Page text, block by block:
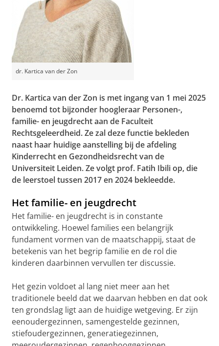
dr. Kartica van der Zon
Dr. Kartica van der Zon is met ingang van 1 mei 2025
benoemd tot bijzonder hoogleraar Personen-,
familie- en jeugdrecht aan de Faculteit
Rechtsgeleerdheid. Ze zal deze functie bekleden
naast haar huidige aanstelling bij de afdeling
Kinderrecht en Gezondheidsrecht van de
Universiteit Leiden.Ze volgt prof. Fatih Ibili op, die
de leerstoel tussen 2017 en 2024 bekleedde.
Het familie- en jeugdrecht
Het familie- en jeugdrecht is in constante
ontwikkeling. Hoewel families een belangrijk
fundament vormen van de maatschappij, staat de
betekenis van het begrip familie en de rol die
kinderen daarbinnen vervullen ter discussie.
Het gezin voldoet al lang niet meer aan het
traditionele beeld dat we daarvan hebben en dat ook
ten grondslag ligt aan de huidige wetgeving. Er zijn
eenoudergezinnen, samengestelde gezinnen,
stiefoudergezinnen, generatiegezinnen,